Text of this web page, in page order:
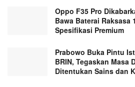
Oppo F35 Pro
Bawa Baterai Raksasa
Spesifikasi Premium
Prabowo Buka Pintu
BRIN, Tegaskan Masa
Ditentukan Sains dan